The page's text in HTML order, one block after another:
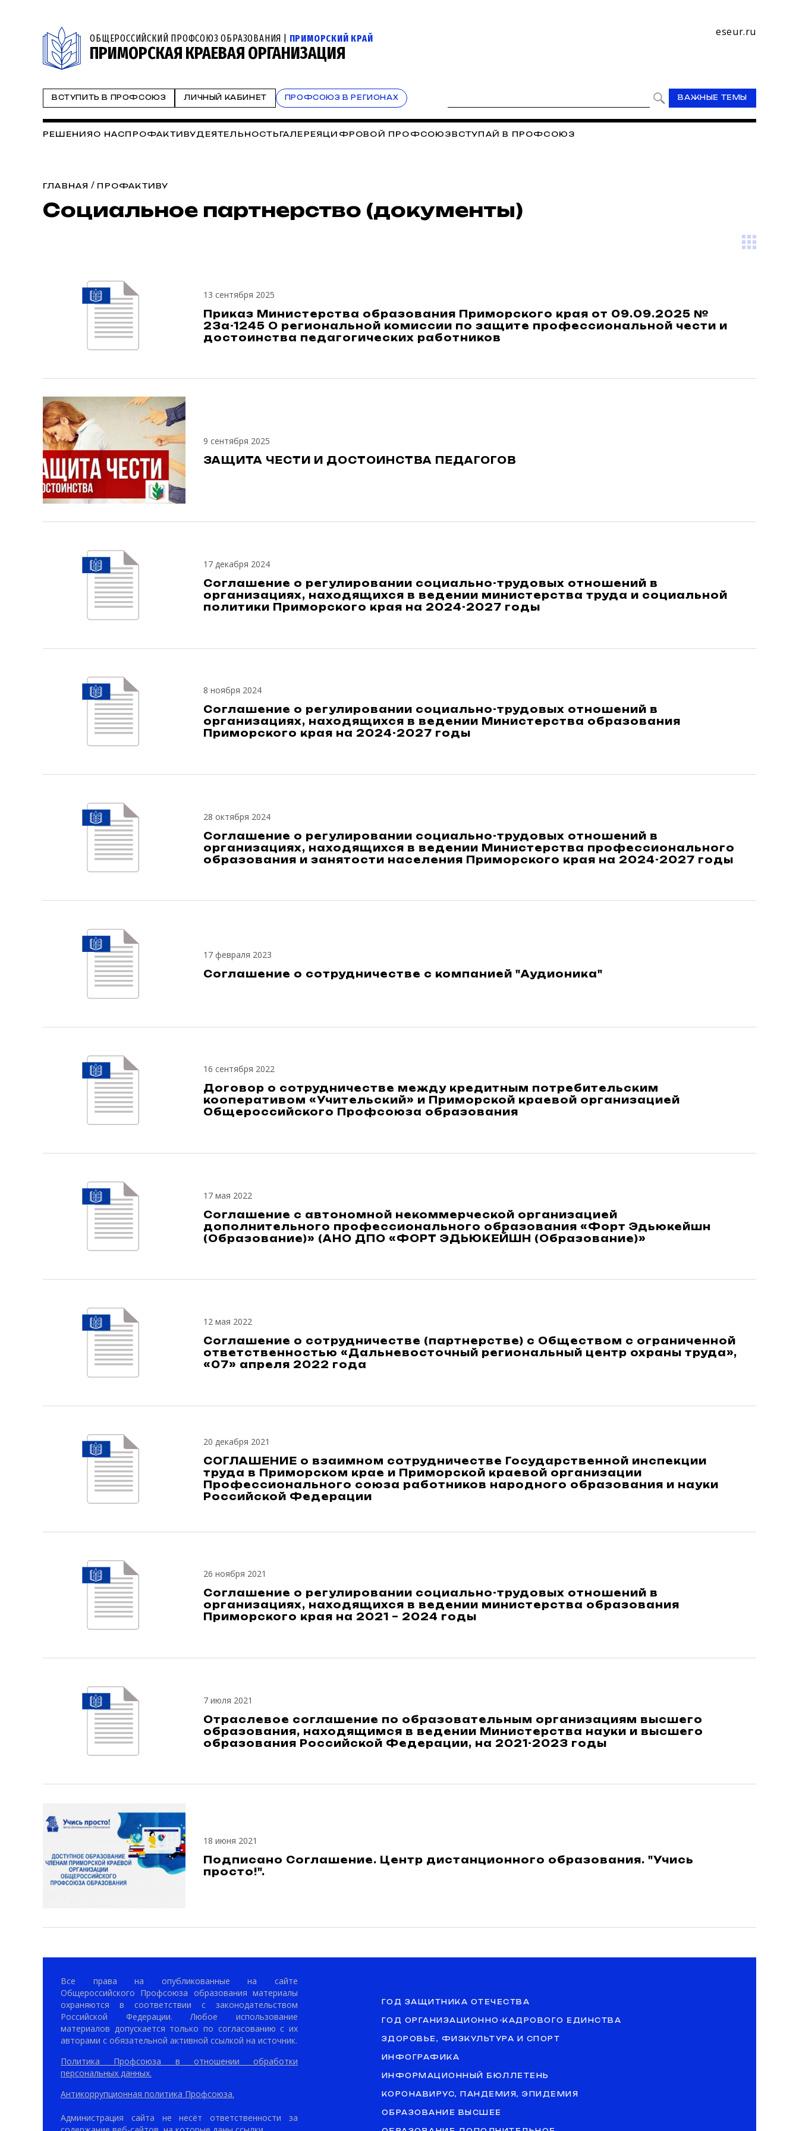
ОБЩЕРОССИЙСКИЙ ПРОФСОЮЗ ОБРАЗОВАНИЯ | ПРИМОРСКИЙ КРАЙ
ПРИМОРСКАЯ КРАЕВАЯ ОРГАНИЗАЦИЯ
eseur.ru
ВСТУПИТЬ В ПРОФСОЮЗ ЛИЧНЫЙ КАБИНЕТ ПРОФСОЮЗ В РЕГИОНАХ ВАЖНЫЕ ТЕМЫ
РЕШЕНИЯ О НАСПРОФАКТИВУДЕЯТЕЛЬНОСТЬ ГАЛЕРЕЯ ЦИФРОВОЙ ПРОФСОЮЗВСТУПАЙ В ПРОФСОЮЗ
ГЛАВНАЯ / ПРОФАКТИВУ
Социальное партнерство (документы)
13 сентября 2025
Приказ Министерства образования Приморского края от 09.09.2025 №
23а-1245 О региональной комиссии по защите профессиональной чести и
достоинства педагогических работников
9 сентября 2025
ЗАЩИТА ЧЕСТИ И ДОСТОИНСТВА ПЕДАГОГОВ
17 декабря 2024
Соглашение о регулировании социально-трудовых отношений в
организациях, находящихся в ведении министерства труда и социальной
политики Приморского края на 2024-2027 годы
8 ноября 2024
Соглашение о регулировании социально-трудовых отношений в
организациях, находящихся в ведении Министерства образования
Приморского края на 2024-2027 годы
28 октября 2024
Соглашение о регулировании социально-трудовых отношений в
организациях, находящихся в ведении Министерства профессионального
образования и занятости населения Приморского края на 2024-2027 годы
17 февраля 2023
Соглашение о сотрудничестве с компанией "Аудионика"
16 сентября 2022
Договор о сотрудничестве между кредитным потребительским
кооперативом «Учительский» и Приморской краевой организацией
Общероссийского Профсоюза образования
17 мая 2022
Соглашение с автономной некоммерческой организацией
дополнительного профессионального образования «Форт Эдьюкейшн
(Образование)» (АНО ДПО «ФОРТ ЭДЬЮКЕЙШН (Образование)»
12 мая 2022
Соглашение о сотрудничестве (партнерстве) с Обществом с ограниченной
ответственностью «Дальневосточный региональный центр охраны труда»,
«07» апреля 2022 года
20 декабря 2021
СОГЛАШЕНИЕ о взаимном сотрудничестве Государственной инспекции
труда в Приморском крае и Приморской краевой организации
Профессионального союза работников народного образования и науки
Российской Федерации
26 ноября 2021
Соглашение о регулировании социально-трудовых отношений в
организациях, находящихся в ведении министерства образования
Приморского края на 2021 – 2024 годы
7 июля 2021
Отраслевое соглашение по образовательным организациям высшего
образования, находящимся в ведении Министерства науки и высшего
образования Российской Федерации, на 2021-2023 годы
18 июня 2021
Подписано Соглашение. Центр дистанционного образования. "Учись
просто!".
Все права на опубликованные на сайте
Общероссийского Профсоюза образования материалы
охраняются в соответствии с законодательством
Российской Федерации. Любое использование
материалов допускается только по согласованию с их
авторами с обязательной активной ссылкой на источник.
Политика Профсоюза в отношении обработки
персональных данных.
Антикоррупционная политика Профсоюза.
Администрация сайта не несёт ответственности за
ГОД ЗАЩИТНИКА ОТЕЧЕСТВА
ГОД ОРГАНИЗАЦИОННО-КАДРОВОГО ЕДИНСТВА
ЗДОРОВЬЕ, ФИЗКУЛЬТУРА И СПОРТ
ИНФОГРАФИКА
ИНФОРМАЦИОННЫЙ БЮЛЛЕТЕНЬ
КОРОНАВИРУС, ПАНДЕМИЯ, ЭПИДЕМИЯ
ОБРАЗОВАНИЕ ВЫСШЕЕ